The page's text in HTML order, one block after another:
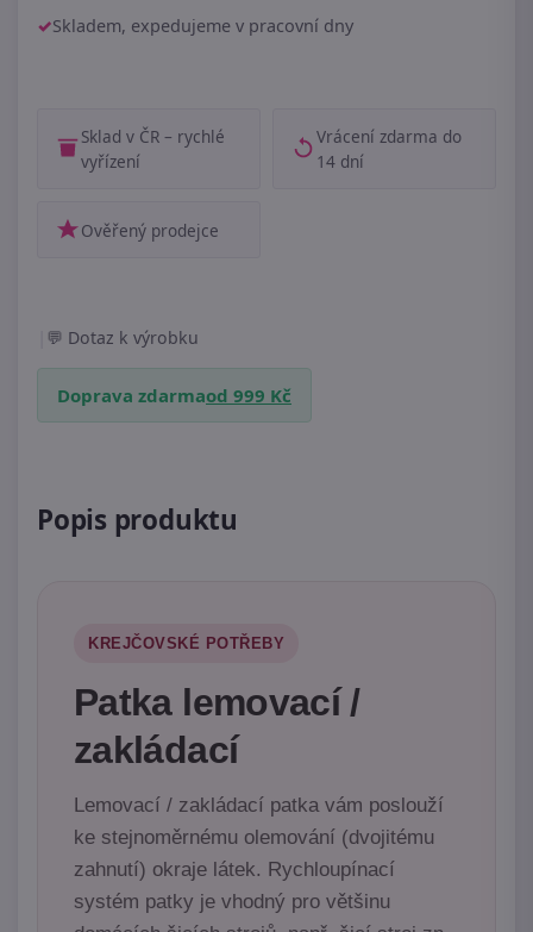
Skladem, expedujeme v pracovní dny
Sklad v ČR – rychlé
vyřízení
Vrácení zdarma do
14 dní
Ověřený prodejce
Dotaz k výrobku
Doprava zdarmaod 999 Kč
Popis produktu
KREJČOVSKÉ POTŘEBY
Patka lemovací /
zakládací
Lemovací / zakládací patka vám poslouží
ke stejnoměrnému olemování (dvojitému
zahnutí) okraje látek. Rychloupínací
systém patky je vhodný pro většinu